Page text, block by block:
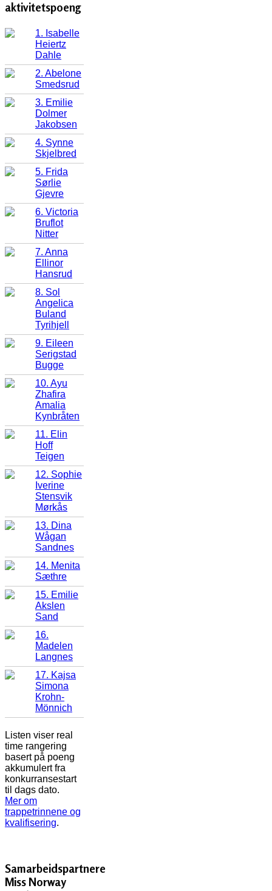
aktivitetspoeng
1. Isabelle
Heiertz
Dahle
2. Abelone
Smedsrud
3. Emilie
Dolmer
Jakobsen
4. Synne
Skjelbred
5. Frida
Sørlie
Gjevre
6. Victoria
Bruflot
Nitter
7. Anna
Ellinor
Hansrud
8. Sol
Angelica
Buland
Tyrihjell
9. Eileen
Serigstad
Bugge
10. Ayu
Zhafira
Amalia
Kynbråten
11. Elin
Hoff
Teigen
12. Sophie
Iverine
Stensvik
Mørkås
13. Dina
Wågan
Sandnes
14. Menita
Sæthre
15. Emilie
Akslen
Sand
16.
Madelen
Langnes
17. Kajsa
Simona
Krohn-
Mönnich
Listen viser real
time rangering
basert på poeng
akkumulert fra
konkurransestart
til dags dato.
Mer om
trappetrinnene og
kvalifisering.
Samarbeidspartnere
Miss Norway